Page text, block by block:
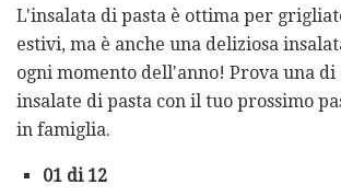
L'insalata di pasta è ottima per
estivi, ma è anche una deliziosa
ogni momento dell'anno! Prova una di
insalate di pasta con il tuo prossimo
in famiglia.
01 di 12